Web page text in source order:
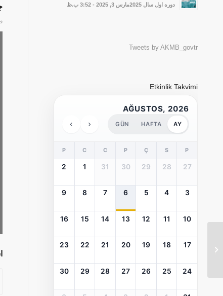
دوره اول سال 2025مارس 3, 2025 - 3:52 ب.ظ
Tweets by AKMB_govtr
Etkinlik Takvimi
AĞUSTOS, 2026
AY
HAFTA
GÜN
‹
›
P
S
Ç
P
C
C
P
27
28
29
30
31
1
2
3
4
5
6
7
8
9
10
11
12
13
14
15
16
17
18
19
20
21
22
23
24
25
26
27
28
29
30
موسیقی ترک در صدمین